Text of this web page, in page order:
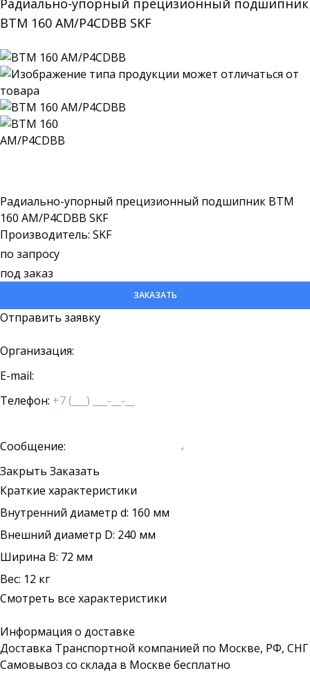
Радиально-упорный прецизионный подшипник
BTM 160 AM/P4CDBB SKF
Радиально-упорный прецизионный подшипник BTM
160 AM/P4CDBB SKF
Производитель: SKF
по запросу
под заказ
ЗАКАЗАТЬ
Отправить заявку
Организация:
E-mail:
Телефон:
Сообщение:
Закрыть Заказать
Краткие характеристики
Внутренний диаметр d: 160 мм
Внешний диаметр D: 240 мм
Ширина B: 72 мм
Вес: 12 кг
Смотреть все характеристики
Информация о доставке
Доставка Транспортной компанией по Москве, РФ, СНГ
Самовывоз со склада в Москве бесплатно